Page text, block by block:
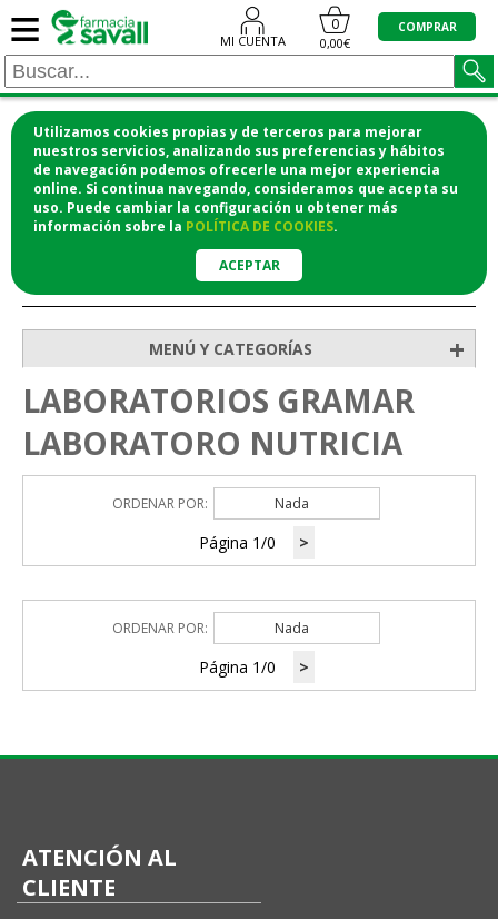
Utilizamos cookies propias y de terceros para mejorar
nuestros servicios, analizando sus preferencias y hábitos
de navegación podemos ofrecerle una mejor experiencia
online. Si continua navegando, consideramos que acepta su
uso. Puede cambiar la configuración u obtener más
información sobre la POLÍTICA DE COOKIES.
ACEPTAR
≡ MI CUENTA
0
0,00€
COMPRAR
¡COMPRA CÓMODAMENTE DESDE CASA Y RECOGE
EN LA FARMACIA!
o si lo prefieres te lo mandamos a casa
MENÚ Y CATEGORÍAS +
LABORATORIOS GRAMAR
LABORATORO NUTRICIA
ORDENAR POR: Nada
Página 1/0 >
ORDENAR POR: Nada
Página 1/0 >
ATENCIÓN AL
CLIENTE